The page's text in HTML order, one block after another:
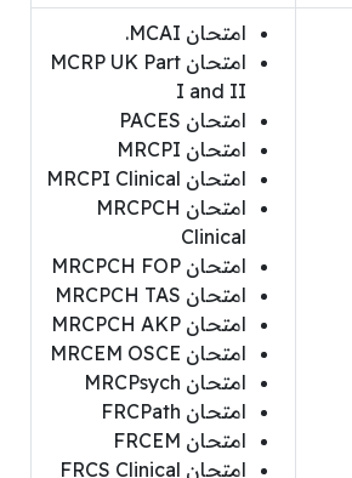
امتحان MCAI.
امتحان MCRP UK Part
I and II
امتحان PACES
امتحان MRCPI
امتحان MRCPI Clinical
امتحان MRCPCH
Clinical
امتحان MRCPCH FOP
امتحان MRCPCH TAS
امتحان MRCPCH AKP
امتحان MRCEM OSCE
امتحان MRCPsych
امتحان FRCPath
امتحان FRCEM
امتحان FRCS Clinical